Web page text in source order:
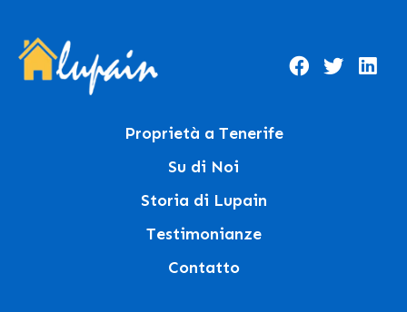
Proprietà a Tenerife
Su di Noi
Storia di Lupain
Testimonianze
Contatto